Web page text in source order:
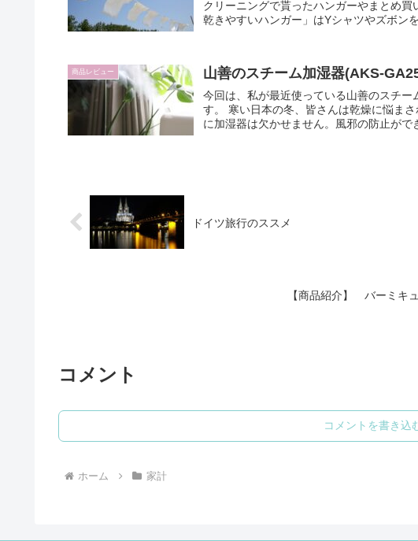
クリーニングで貰ったハンガーやまとめ
乾きやすいハンガー」はYシャツやズボン
商品レビュー 山善のスチーム加湿器(AKS-
今回は、私が最近使っている山善のスチ
す。 寒い日本の冬、皆さんは乾燥に悩ま
に加湿器は欠かせません。風邪の防止がで
ドイツ旅行のススメ
【商品紹介】 バーミキ
コメント
コメントを書き込
ホーム 家計